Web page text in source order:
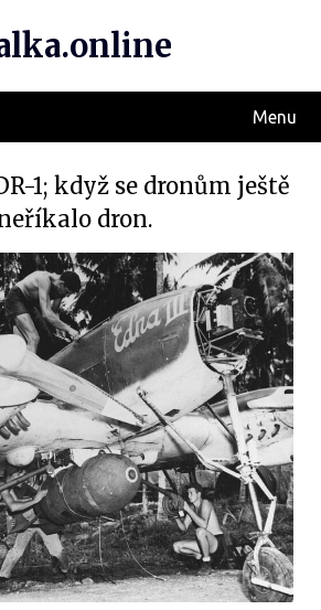
Menu
1; když se dronům ještě
dron.